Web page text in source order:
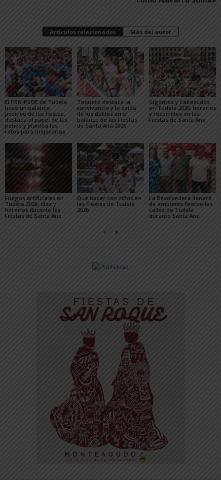
Artículos relacionados Más del autor
El PSN-PSOE de Tudela
hace un balance
positivo de las fiestas,
destaca el papel de las
peñas y plantea los
retos para mejorarlas
Toquero destaca la
convivencia y la caída
de los delitos en el
balance de las Fiestas
de Santa Ana 2026
Gigantes y Cabezudos
en Tudela 2026: horarios
y recorridos en las
Fiestas de Santa Ana
Fuegos artificiales en
Tudela 2026: días y
horarios durante las
Fiestas de Santa Ana
Qué hacer con niños en
las Fiestas de Tudela
2026
La Revolvedera llenará
de ambiente festivo las
calles de Tudela
durante Santa Ana